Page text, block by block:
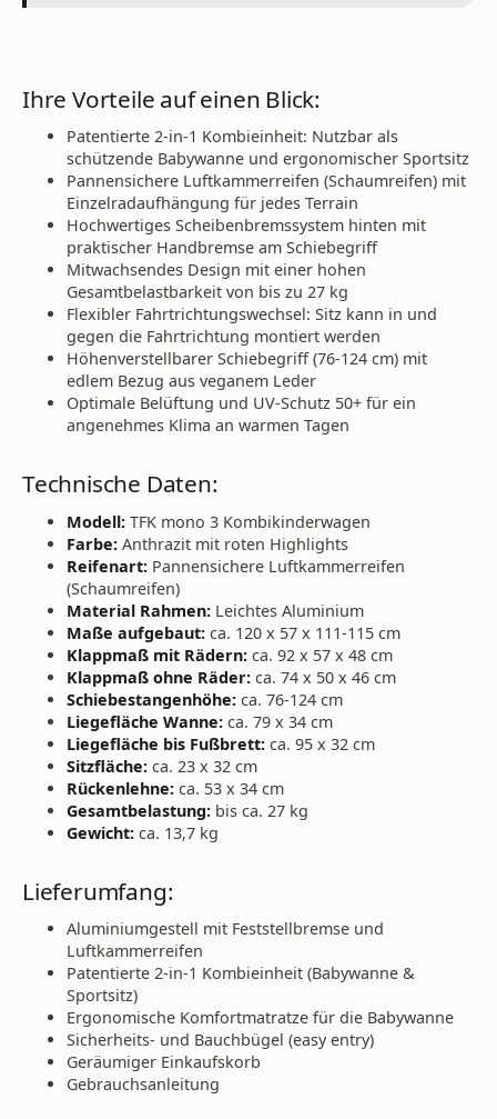
Ihre Vorteile auf einen Blick:
Patentierte 2-in-1 Kombieinheit: Nutzbar als
schützende Babywanne und ergonomischer Sportsitz
Pannensichere Luftkammerreifen (Schaumreifen) mit
Einzelradaufhängung für jedes Terrain
Hochwertiges Scheibenbremssystem hinten mit
praktischer Handbremse am Schiebegriff
Mitwachsendes Design mit einer hohen
Gesamtbelastbarkeit von bis zu 27 kg
Flexibler Fahrtrichtungswechsel: Sitz kann in und
gegen die Fahrtrichtung montiert werden
Höhenverstellbarer Schiebegriff (76-124 cm) mit
edlem Bezug aus veganem Leder
Optimale Belüftung und UV-Schutz 50+ für ein
angenehmes Klima an warmen Tagen
Technische Daten:
Modell: TFK mono 3 Kombikinderwagen
Farbe: Anthrazit mit roten Highlights
Reifenart: Pannensichere Luftkammerreifen
(Schaumreifen)
Material Rahmen: Leichtes Aluminium
Maße aufgebaut: ca. 120 x 57 x 111-115 cm
Klappmaß mit Rädern: ca. 92 x 57 x 48 cm
Klappmaß ohne Räder: ca. 74 x 50 x 46 cm
Schiebestangenhöhe: ca. 76-124 cm
Liegefläche Wanne: ca. 79 x 34 cm
Liegefläche bis Fußbrett: ca. 95 x 32 cm
Sitzfläche: ca. 23 x 32 cm
Rückenlehne: ca. 53 x 34 cm
Gesamtbelastung: bis ca. 27 kg
Gewicht: ca. 13,7 kg
Lieferumfang:
Aluminiumgestell mit Feststellbremse und
Luftkammerreifen
Patentierte 2-in-1 Kombieinheit (Babywanne &
Sportsitz)
Ergonomische Komfortmatratze für die Babywanne
Sicherheits- und Bauchbügel (easy entry)
Geräumiger Einkaufskorb
Gebrauchsanleitung